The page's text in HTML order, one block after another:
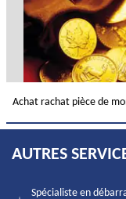
Achat rachat pièce de
AUTRES
Spécialiste en